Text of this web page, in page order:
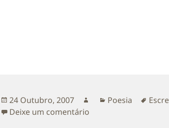
Publicado
a
24 Outubro, 2007 AutorCategorias
Poesia
Deixe um comentário